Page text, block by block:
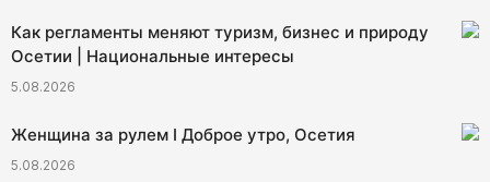
Как регламенты меняют туризм, бизнес и природу
Осетии | Национальные интересы
5.08.2026
Женщина за рулем I Доброе утро, Осетия
5.08.2026